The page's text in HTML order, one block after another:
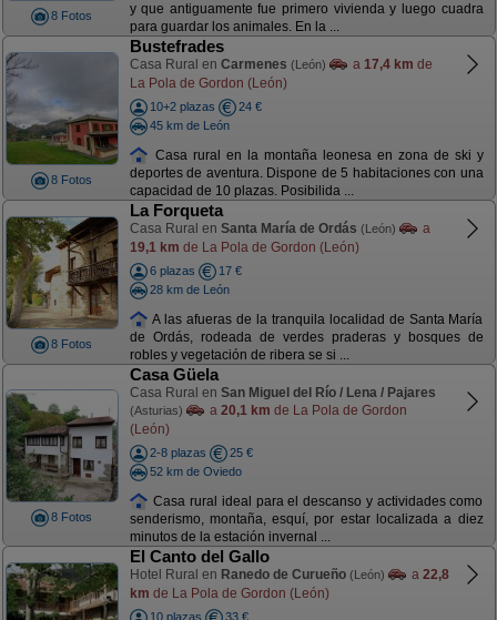
8 Fotos
y que antiguamente fue primero vivienda y luego cuadra
para guardar los animales. En la ...
8 Fotos
Bustefrades
Casa Rural en Carmenes (León) a 17,4 km de
La Pola de Gordon (León)
10+2 plazas
24 €
45 km de León
Casa rural en la montaña leonesa en zona de ski y
deportes de aventura. Dispone de 5 habitaciones con una
capacidad de 10 plazas. Posibilida ...
8 Fotos
La Forqueta
Casa Rural en Santa María de Ordás (León)
a
19,1 km de La Pola de Gordon (León)
6 plazas
17 €
28 km de León
A las afueras de la tranquila localidad de Santa María
de Ordás, rodeada de verdes praderas y bosques de
robles y vegetación de ribera se si ...
8 Fotos
Casa Güela
Casa Rural en San Miguel del Río / Lena / Pajares
(Asturias) a 20,1 km de La Pola de Gordon
(León)
2-8 plazas
25 €
52 km de Oviedo
Casa rural ideal para el descanso y actividades como
senderismo, montaña, esquí, por estar localizada a diez
minutos de la estación invernal ...
El Canto del Gallo
Hotel Rural en Ranedo de Curueño (León) a 22,8
km de La Pola de Gordon (León)
10 plazas 33 €